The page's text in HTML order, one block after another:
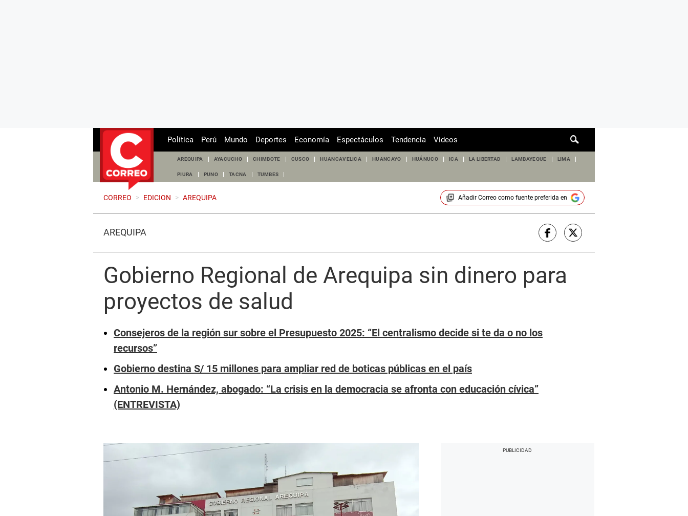
de
Política Perú Mundo Deportes Economía Espectáculos Tendencia Videos
AREQUIPA AYACUCHO CHIMBOTE CUSCO HUANCAVELICA HUANCAYO HUÁNUCO ICA LA LIBERTAD LAMBAYEQUE LIMA
PIURA PUNO TACNA TUMBES
CORREO > EDICION > AREQUIPA Añadir Correocomo fuente preferida en
AREQUIPA
Gobierno Regional de Arequipa sin dinero para
proyectos de salud
Consejeros de la región sur sobre el Presupuesto 2025: “El centralismo decide si te da o no los
recursos”
Gobierno destina S/ 15 millones para ampliar red de boticas públicas en el país
Antonio M. Hernández, abogado: “La crisis en la democracia se afronta con educación cívica”
(ENTREVISTA)